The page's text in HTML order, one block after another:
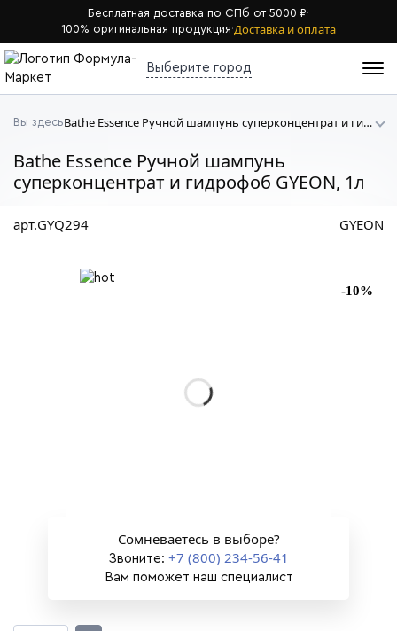
Бесплатная доставка по СПб от 5000 ₽·
100% оригинальная продукция·Доставка и оплата
Выберите город
Вы здесь Bathe Essence Ручной шампунь суперконцентрат и гидрофоб GYEON
Bathe Essence Ручной шампунь
суперконцентрат и гидрофоб GYEON, 1л
арт.GYQ294 GYEON
-10%
Сомневаетесь в выборе?
Звоните: +7 (800) 234-56-41
Вам поможет наш специалист